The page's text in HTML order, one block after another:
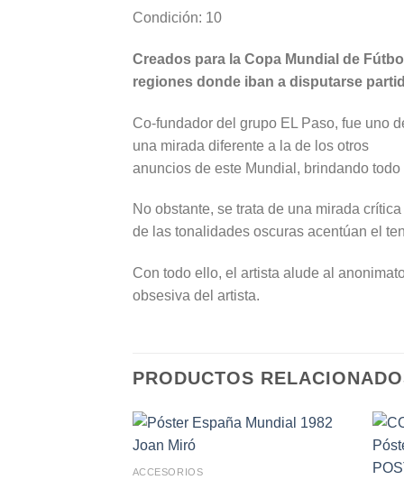
Condición: 10
Creados para la Copa Mundial de
regiones donde iban a disputarse
Co-fundador del grupo EL Paso, fue uno
una mirada diferente a la de los otros
anuncios de este Mundial, brindando
No obstante, se trata de una mirada
de las tonalidades oscuras acentúan el
Con todo ello, el artista alude al
obsesiva del artista.
PRODUCTOS
ACCESORIOS